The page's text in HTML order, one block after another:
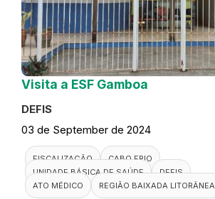
Visita a ESF Gamboa
DEFIS
03 de September de 2024
FISCALIZAÇÃO
CABO FRIO
UNIDADE BÁSICA DE SAÚDE
DEFIS
ATO MÉDICO
REGIÃO BAIXADA LITORÂNEA